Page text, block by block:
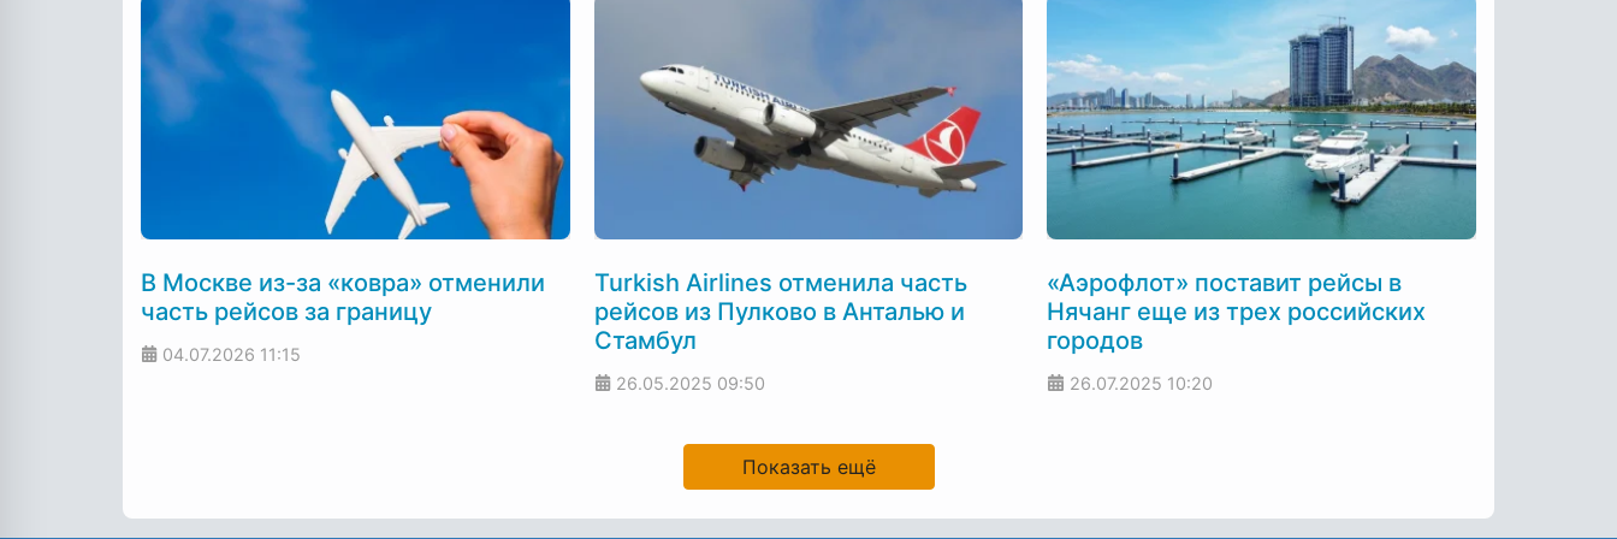
В Москве из-за «ковра» отменили
часть рейсов за границу
04.07.2026 11:15
Turkish Airlines отменила часть
рейсов из Пулково в Анталью и
Стамбул
26.05.2025 09:50
«Аэрофлот» поставит рейсы в
Нячанг еще из трех российских
городов
26.07.2025 10:20
Показать ещё